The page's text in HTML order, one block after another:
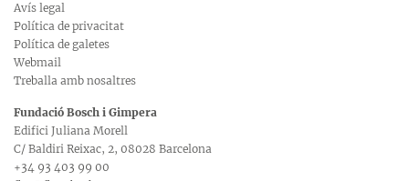
Avís legal
Política de privacitat
Política de galetes
Webmail
Treballa amb nosaltres
Fundació Bosch i Gimpera
Edifici Juliana Morell
C/ Baldiri Reixac, 2, 08028 Barcelona
+34 93 403 99 00